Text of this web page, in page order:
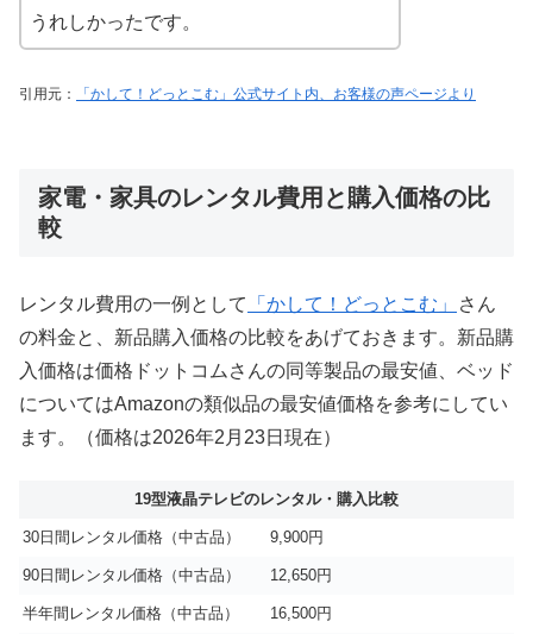
うれしかったです。
引用元： 「かして！どっとこむ」公式サイト内、お客様の声ページより
家電・家具のレンタル費用と購入価格の比
較
レンタル費用の一例として 「かして！どっとこむ」
さん
の料金と、新品購入価格の比較をあげておきます。新品購
入価格は価格ドットコムさんの同等製品の最安値、ベッド
についてはAmazonの類似品の最安値価格を参考にしてい
ます。（価格は2026年2月23日現在）
19型液晶テレビのレンタル・購入比較
30日間レンタル価格（中古品） 9,900円
90日間レンタル価格（中古品） 12,650円
半年間レンタル価格（中古品） 16,500円